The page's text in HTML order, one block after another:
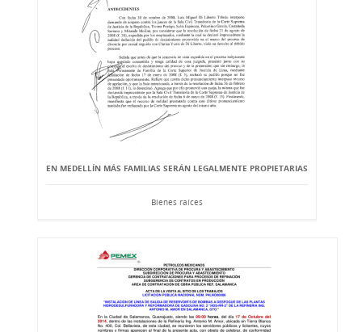
EN MEDELLÍN MÁS FAMILIAS SERÁN LEGALMENTE PROPIETARIAS
Bienes raíces